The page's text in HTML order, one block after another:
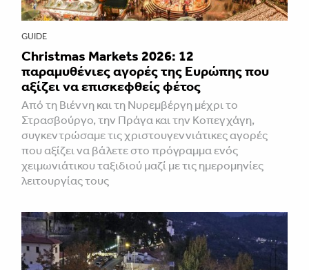
GUIDE
Christmas Markets 2026: 12
παραμυθένιες αγορές της Ευρώπης που
αξίζει να επισκεφθείς φέτος
Από τη Βιέννη και τη Νυρεμβέργη μέχρι το
Στρασβούργο, την Πράγα και την Κοπεγχάγη,
συγκεντρώσαμε τις χριστουγεννιάτικες αγορές
που αξίζει να βάλετε στο πρόγραμμα ενός
χειμωνιάτικου ταξιδιού μαζί με τις ημερομηνίες
λειτουργίας τους